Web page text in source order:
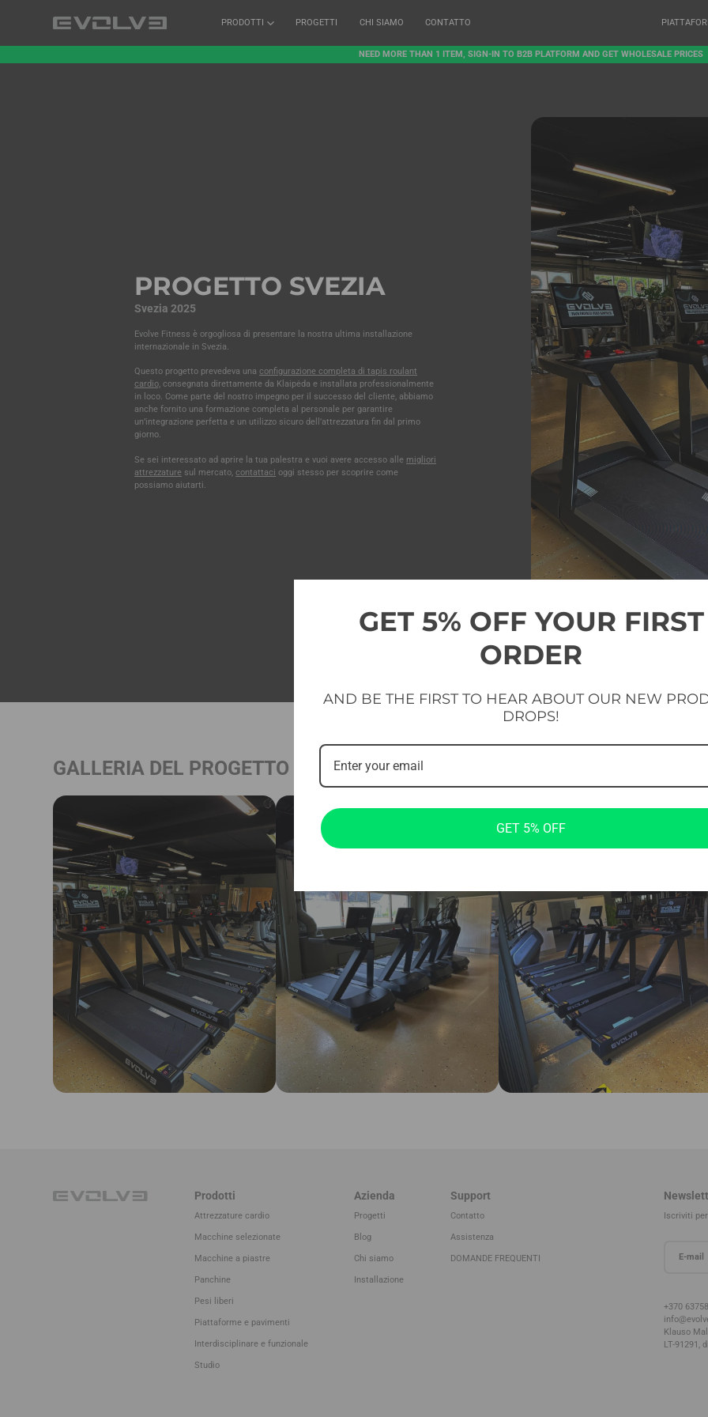
PRODOTTI PROGETTI CHI SIAMO CONTATTO
NEED MORE THAN 1 ITEM, SIGN-IN TO B2B PLATFORM AND GET WHOLESALE PRICES
PROGETTO SVEZIA
Svezia 2025
Evolve Fitness è orgogliosa di presentare la nostra ultima installazione
internazionale in Svezia.
Questo progetto prevedeva unaconfigurazione completa di tapis roulant
cardio, consegnata direttamente da Klaipėda e installata professionalmente
in loco. Come parte del nostro impegno per il successo del cliente, abbiamo
anche fornito una formazione completa al personale per garantire
un’integrazione perfetta e un utilizzo sicuro dell’attrezzatura fin dal primo
giorno.
Se sei interessato ad aprire la tua palestra e vuoi avere accesso alle migliori
attrezzature sul mercato,contattaci oggi stesso per scoprire come
possiamo aiutarti.
GALLERIA DEL PROGETTO
Prodotti
Attrezzature cardio
Macchine selezionate
Macchine a piastre
Panchine
Pesi liberi
Piattaforme e pavimenti
Interdisciplinare e funzionale
Studio
Azienda
Progetti
Blog
Chi siamo
Installazione
Support
Contatto
Assistenza
DOMANDE FREQUENTI
Iscriviti
+370
Klauso
LT-91291,
GET 5% OFF YOUR FIRST
ORDER
AND BE THE FIRST TO HEAR ABOUT OUR NEW
DROPS!
GET 5% OFF